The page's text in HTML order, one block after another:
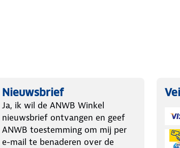
Nieuwsbrief
Ja, ik wil de ANWB Winkel
nieuwsbrief ontvangen en geef
ANWB toestemming om mij per
e-mail te benaderen over de